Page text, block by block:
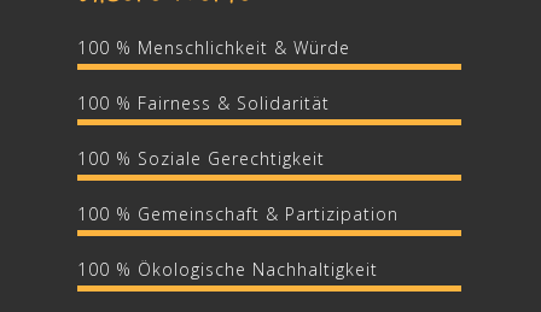
100 % Menschlichkeit & Würde
100 % Fairness & Solidarität
100 % Soziale Gerechtigkeit
100 % Gemeinschaft & Partizipation
100 % Ökologische Nachhaltigkeit